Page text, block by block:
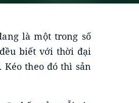
là một trong số
biết với thời đại
theo đó thì sản